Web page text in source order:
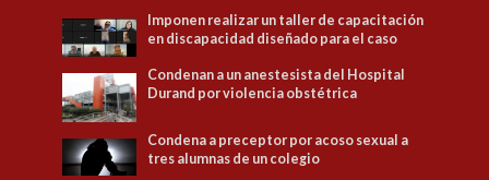
Imponen realizar un taller de capacitación
en discapacidad diseñado para el caso
Condenan a un anestesista del Hospital
Durand por violencia obstétrica
Condena a preceptor por acoso sexual a
tres alumnas de un colegio